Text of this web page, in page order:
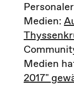
Medien:
Medien
2017"